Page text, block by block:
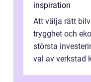
inspiration
Att välja rätt
trygghet och
största
val av verkstad